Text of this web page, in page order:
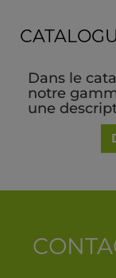
Dans le
notre
une